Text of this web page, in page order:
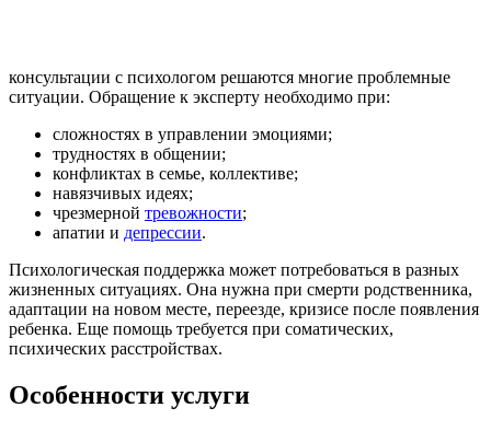
консультации с психологом решаются многие проблемные
ситуации. Обращение к эксперту необходимо при:
сложностях в управлении эмоциями;
трудностях в общении;
конфликтах в семье, коллективе;
навязчивых идеях;
чрезмерной тревожности;
апатии и депрессии.
Психологическая поддержка может потребоваться в разных
жизненных ситуациях. Она нужна при смерти родственника,
адаптации на новом месте, переезде, кризисе после появления
ребенка. Еще помощь требуется при соматических,
психических расстройствах.
Особенности услуги